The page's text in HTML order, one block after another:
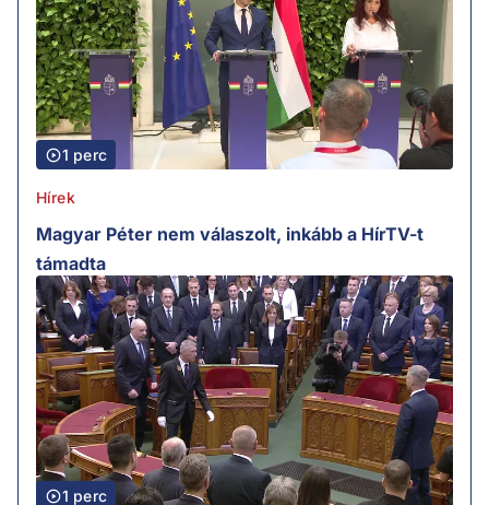
1 perc
Hírek
Magyar Péter nem válaszolt, inkább a HírTV-t
támadta
1 perc